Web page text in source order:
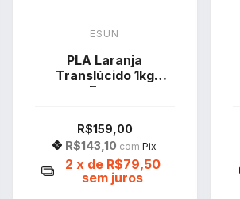
ESUN
PLA Laranja
Translúcido 1kg
Esun
R$159,00
R$143,10 com Pix
2 x de R$79,50
sem juros